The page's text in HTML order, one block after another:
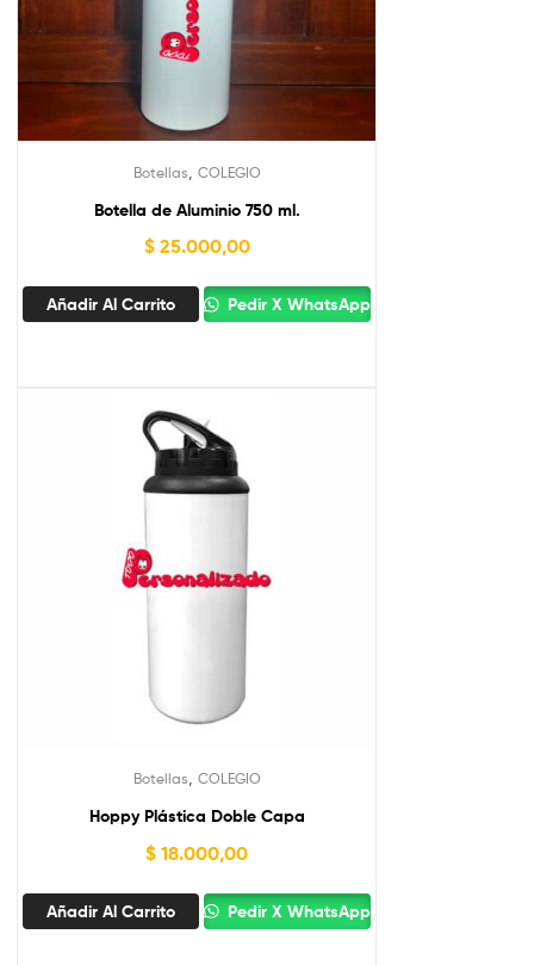
Botellas COLEGIO
Botella de Aluminio 750 ml.
$25.000,00
Añadir Al Carrito Pedir X WhatsApp
Botellas, COLEGIO
Hoppy Plástica Doble Capa
$ 18.000,00
Añadir Al Carrito Pedir X WhatsApp